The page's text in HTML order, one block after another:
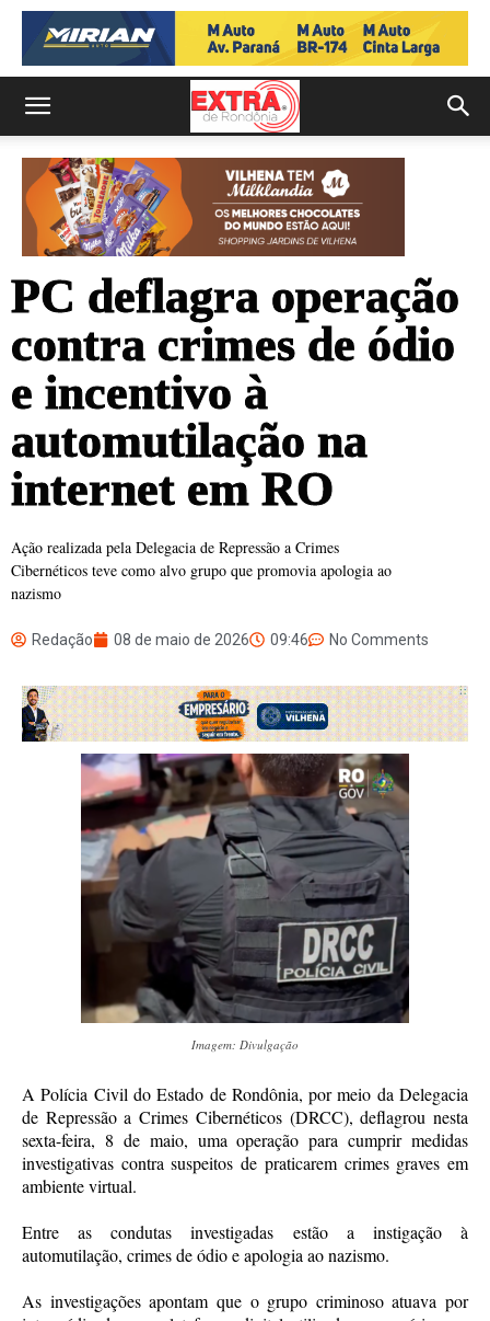
PC deflagra operação
contra crimes de ódio
e incentivo à
automutilação na
internet em RO
Ação realizada pela Delegacia de Repressão a Crimes
Cibernéticos teve como alvo grupo que promovia apologia ao
nazismo
Redação 08 de maio de 2026 09:46 No Comments
Imagem: Divulgação
A Polícia Civil do Estado de Rondônia, por meio da Delegacia
de Repressão a Crimes Cibernéticos (DRCC), deflagrou nesta
sexta-feira, 8 de maio, uma operação para cumprir medidas
investigativas contra suspeitos de praticarem crimes graves em
ambiente virtual.
Entre as condutas investigadas estão a instigação à
automutilação, crimes de ódio e apologia ao nazismo.
As investigações apontam que o grupo criminoso atuava por